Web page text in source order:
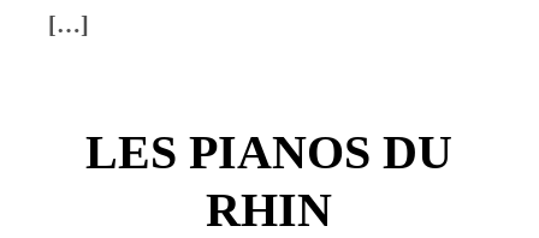
[…]
LES PIANOS DU
RHIN